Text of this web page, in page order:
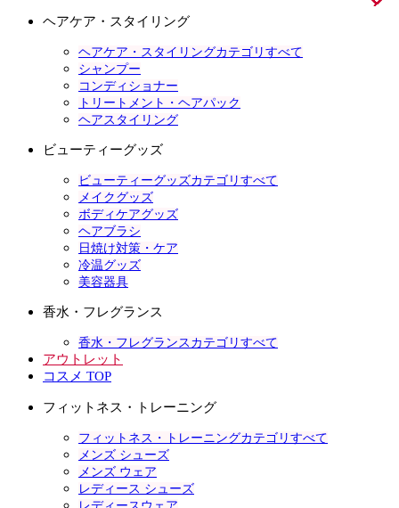
ヘアケア・スタイリング
ヘアケア・スタイリングカテゴリすべて
シャンプー
コンディショナー
トリートメント・ヘアパック
ヘアスタイリング
ビューティーグッズ
ビューティーグッズカテゴリすべて
メイクグッズ
ボディケアグッズ
ヘアブラシ
日焼け対策・ケア
冷温グッズ
美容器具
香水・フレグランス
香水・フレグランスカテゴリすべて
アウトレット
コスメ TOP
フィットネス・トレーニング
フィットネス・トレーニングカテゴリすべて
メンズ シューズ
メンズ ウェア
レディース シューズ